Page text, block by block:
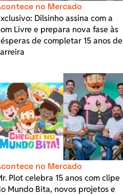
no Mercado
Dilsinho assina com a
Livre e prepara nova fase às
de completar 15 anos de
no Mercado
Plot celebra 15 anos com clipe
Mundo Bita, novos projetos e